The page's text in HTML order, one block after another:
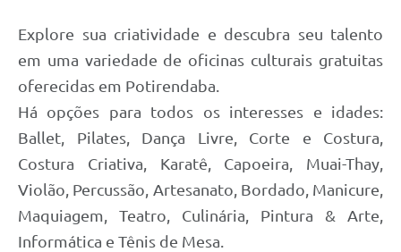
Explore sua criatividade e descubra seu talento
em uma variedade de oficinas culturais gratuitas
oferecidas em Potirendaba.
Há opções para todos os interesses e idades:
Ballet, Pilates, Dança Livre, Corte e Costura,
Costura Criativa, Karatê, Capoeira, Muai-Thay,
Violão, Percussão, Artesanato, Bordado, Manicure,
Maquiagem, Teatro, Culinária, Pintura & Arte,
Informática e Tênis de Mesa.